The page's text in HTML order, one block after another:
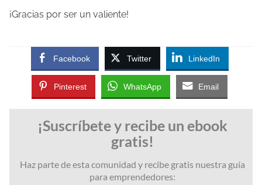
¡Gracias por ser un valiente!
Facebook Twitter LinkedIn
Pinterest WhatsApp Email